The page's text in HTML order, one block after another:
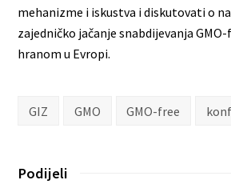
mehanizme i iskustva i diskutovati o
zajedničko jačanje snabdijevanja
hranom u Evropi.
GIZ GMO GMO-free
Podijeli